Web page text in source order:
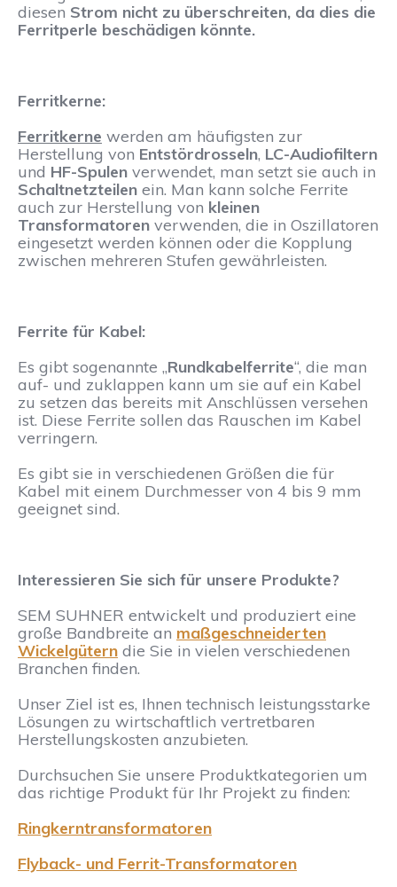
diesen Strom nicht zu überschreiten, da dies die
Ferritperle beschädigen könnte.
Ferritkerne:
Ferritkerne werden am häufigsten zur
Herstellung von Entstördrosseln, LC-Audiofiltern
und HF-Spulen verwendet, man setzt sie auch in
Schaltnetzteilen ein. Man kann solche Ferrite
auch zur Herstellung von kleinen
Transformatoren verwenden, die in Oszillatoren
eingesetzt werden können oder die Kopplung
zwischen mehreren Stufen gewährleisten.
Ferrite für Kabel:
Es gibt sogenannte „Rundkabelferrite“, die man
auf- und zuklappen kann um sie auf ein Kabel
zu setzen das bereits mit Anschlüssen versehen
ist. Diese Ferrite sollen das Rauschen im Kabel
verringern.
Es gibt sie in verschiedenen Größen die für
Kabel mit einem Durchmesser von 4 bis 9 mm
geeignet sind.
Interessieren Sie sich für unsere Produkte?
SEM SUHNER entwickelt und produziert eine
große Bandbreite an maßgeschneiderten
Wickelgütern die Sie in vielen verschiedenen
Branchen finden.
Unser Ziel ist es, Ihnen technisch leistungsstarke
Lösungen zu wirtschaftlich vertretbaren
Herstellungskosten anzubieten.
Durchsuchen Sie unsere Produktkategorien um
das richtige Produkt für Ihr Projekt zu finden:
Ringkerntransformatoren
Flyback- und Ferrit-Transformatoren